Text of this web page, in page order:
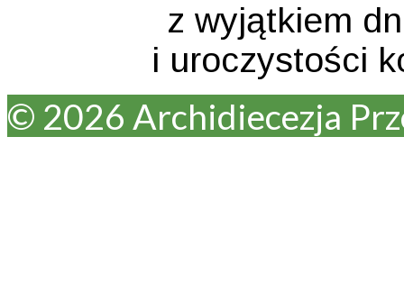
z wyjątkiem
i uroczystości
© 2026 Archidiecezja